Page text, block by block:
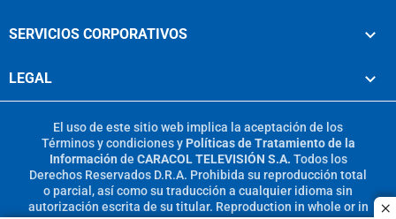
SERVICIOS CORPORATIVOS
LEGAL
El uso de este sitio web implica la aceptación de los
Términos y condicionesy Políticas de Tratamiento de la
Información de CARACOL TELEVISIÓN S.A. Todos los
Derechos Reservados D.R.A. Prohibida su reproducción total
o parcial, así como su traducción a cualquier idioma sin
autorización escrita de su titular. Reproduction in whole or in